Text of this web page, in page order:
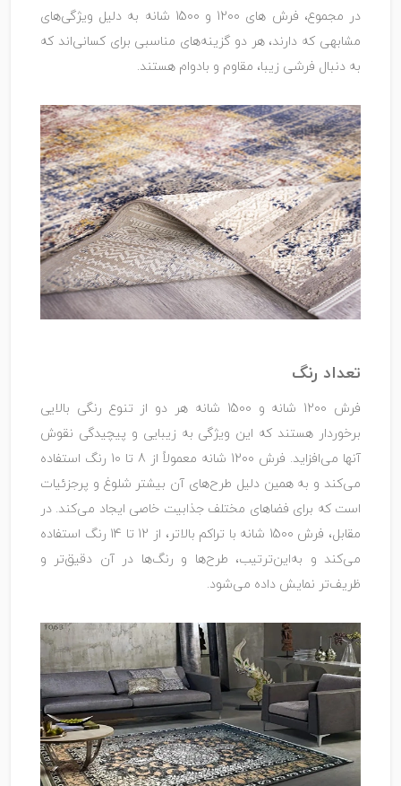
در مجموع، فرش ‌های 1200 و 1500 شانه به دلیل ویژگی‌های
مشابهی که دارند، هر دو گزینه‌های مناسبی برای کسانی‌اند که
به دنبال فرشی زیبا، مقاوم و بادوام هستند.
تعداد رنگ
فرش‌ 1200 شانه و 1500 شانه هر دو از تنوع رنگی بالایی
برخوردار هستند که این ویژگی به زیبایی و پیچیدگی نقوش
آنها می‌افزاید. فرش 1200 شانه معمولاً از 8 تا 10 رنگ استفاده
می‌کند و به همین دلیل طرح‌های آن بیشتر شلوغ و پرجزئیات
است که برای فضاهای مختلف جذابیت خاصی ایجاد می‌کند. در
مقابل، فرش 1500 شانه با تراکم بالاتر، از 12 تا 14 رنگ استفاده
می‌کند و به‌این‌ترتیب، طرح‌ها و رنگ‌ها در آن دقیق‌تر و
ظریف‌تر نمایش داده می‌شود.